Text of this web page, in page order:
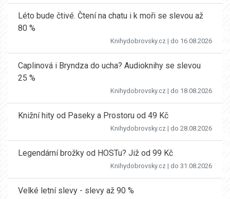
Léto bude čtivé. Čtení na chatu i k moři se slevou až
80 %
Knihydobrovsky.cz | do 16.08.2026
Caplinová i Bryndza do ucha? Audioknihy se slevou
25 %
Knihydobrovsky.cz | do 18.08.2026
Knižní hity od Paseky a Prostoru od 49 Kč
Knihydobrovsky.cz | do 28.08.2026
Legendární brožky od HOSTu? Již od 99 Kč
Knihydobrovsky.cz | do 31.08.2026
Velké letní slevy - slevy až 90 %